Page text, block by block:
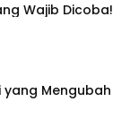
Wajib Dicoba!
yang Mengubah